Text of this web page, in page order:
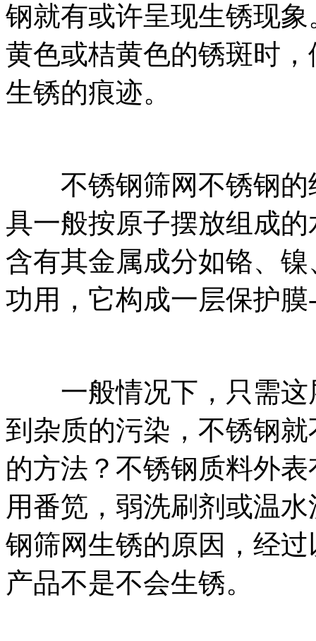
钢就有或许呈现生锈现
黄色或桔黄色的锈斑时
生锈的痕迹。
不锈钢筛网不锈钢的
具一般按原子摆放组成
含有其金属成分如铬、
功用，它构成一层保护
一般情况下，只需这
到杂质的污染，不锈钢
的方法？不锈钢质料外
用番笕，弱洗刷剂或温
钢筛网生锈的原因，经
产品不是不会生锈。